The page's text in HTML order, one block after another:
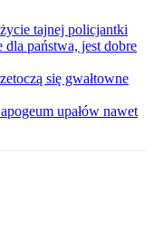
tajnej policjantki
dla państwa, jest dobre
się gwałtowne
upałów nawet